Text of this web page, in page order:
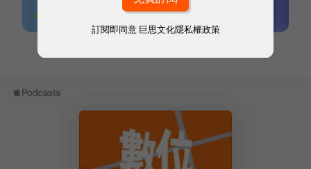
訂閱即同意 巨思文化隱私權政策